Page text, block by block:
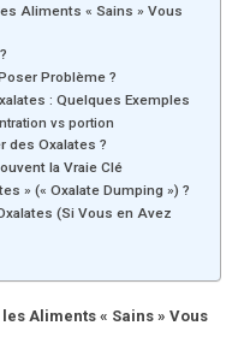
Aliments « Sains » Vous
Problème ?
: Quelques Exemples
vs portion
des Oxalates ?
la Vraie Clé
» (« Oxalate Dumping ») ?
(Si Vous en Avez
Aliments « Sains » Vous